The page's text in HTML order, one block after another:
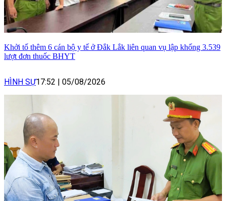
Khởi tố thêm 6 cán bộ y tế ở Đắk Lắk liên quan vụ lập khống 3.539
lượt đơn thuốc BHYT
HÌNH SỰ17:52 | 05/08/2026